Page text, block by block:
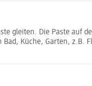
gleiten. Die Paste auf
Küche, Garten,